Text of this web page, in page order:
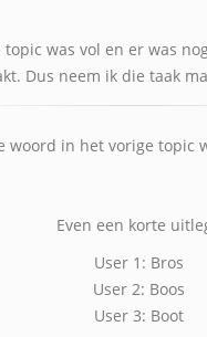
topic was vol en er was
Dus neem ik die taak
woord in het vorige topic
Even een korte
User 1: Bros
User 2: Boos
User 3: Boot